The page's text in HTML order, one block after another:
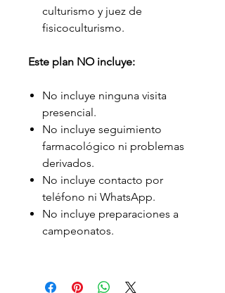
culturismo y juez de
fisicoculturismo.
Este plan NO incluye:
No incluye ninguna visita
presencial.
No incluye seguimiento
farmacológico ni problemas
derivados.
No incluye contacto por
teléfono ni WhatsApp.
No incluye preparaciones a
campeonatos.